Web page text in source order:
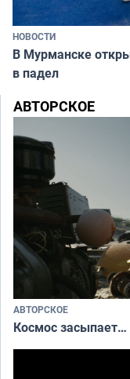
НОВОСТИ
В Мурманске
в падел
АВТОРСКОЕ
АВТОРСКОЕ
Космос